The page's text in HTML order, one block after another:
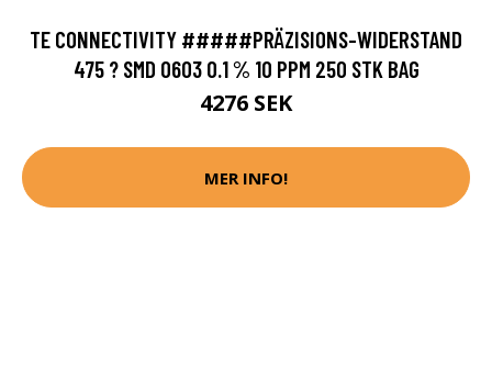
TE CONNECTIVITY #####PRÄZISIONS-WIDERSTAND
475 ? SMD 0603 0.1 % 10 PPM 250 STK BAG
4276 SEK
MER INFO!